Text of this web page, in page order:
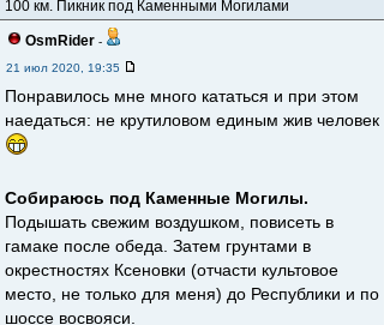
100 км. Пикник под Каменными Могилами
OsmRider -
21 июл 2020, 19:35
Понравилось мне много кататься и при этом
наедаться: не крутиловом единым жив человек
Собираюсь под Каменные Могилы.
Подышать свежим воздушком, повисеть в
гамаке после обеда. Затем грунтами в
окрестностях Ксеновки (отчасти культовое
место, не только для меня) до Республики и по
шоссе восвояси.